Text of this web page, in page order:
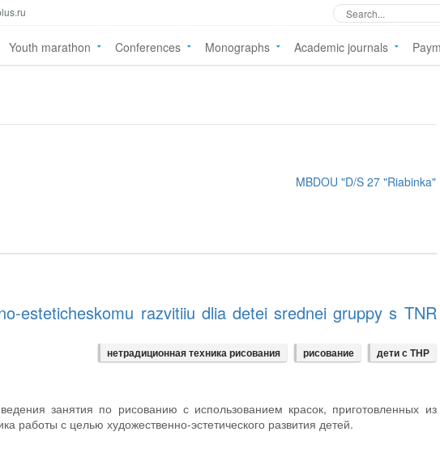
Youth marathon Conferences Monographs Academic journals
MBDOU "D/S 27 "Riabinka"
esteticheskomu razvitiiu dlia detei srednei gruppy s TNR
нетрадиционная техника рисования рисование дети с ТНР
занятия по рисованию с использованием красок, приготовленных из
работы с целью художественно-эстетического развития детей.